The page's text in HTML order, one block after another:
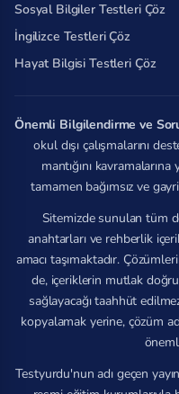
Sosyal Bilgiler Testleri Çöz
İngilizce Testleri Çöz
Hayat Bilgisi Testleri Çöz
Önemli Bilgilendirme ve
okul dışı çalışmalarını
mantığını
tamamen bağımsız ve
Sitemizde sunulan tüm
anahtarları ve rehberlik
amacı taşımaktadır.
de, içeriklerin mutlak
sağlayacağı taahhüt
kopyalamak yerine, çözüm
Testyurdu'nun adı geçen